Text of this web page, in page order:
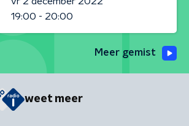
19:00 - 20:00
Meer gemist
weet meer